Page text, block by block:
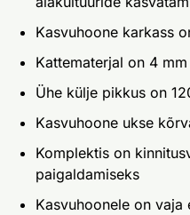
Kasvuhoone karkass
Kattematerjal on 4
Ühe külje pikkus on
Kasvuhoone ukse
Komplektis on
paigaldamiseks
Kasvuhoonele on